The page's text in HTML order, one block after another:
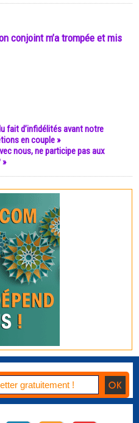
conjoint m’a trompée et mis
fait d’infidélités avant notre
en couple »
nous, ne participe pas aux
»